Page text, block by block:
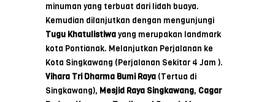
minuman yang terbuat dari lidah buaya.
Kemudian dilanjutkan dengan mengunjungi
Tugu Khatulistiwayang merupakan landmark
kota Pontianak. Melanjutkan Perjalanan ke
Kota Singkawang (Perjalanan Sekitar 4 Jam ).
Vihara Tri Dharma Bumi Raya (Tertua di
Singkawang), Mesjid Raya Singkawang, Cagar